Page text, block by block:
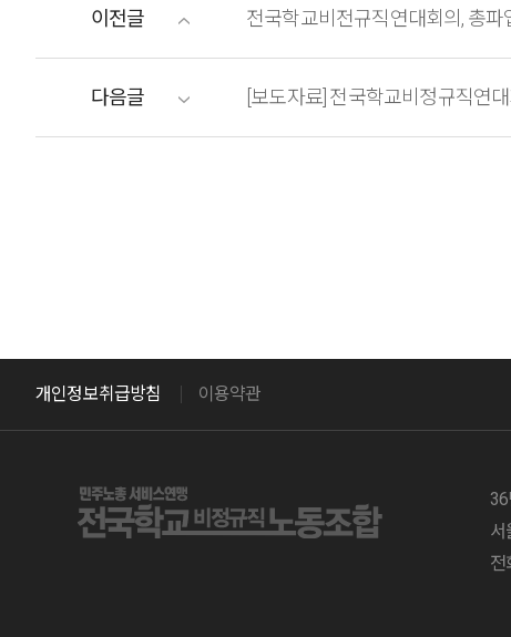
이전글 전국학교비전규직연대회의, 총파
다음글 [보도자료] 전국학교비정규직연
개인정보취급방침 이용약관
36
서
전